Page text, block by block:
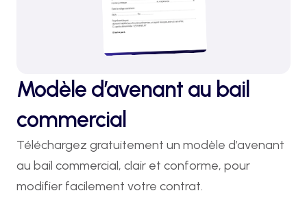
Modèle d’avenant au bail
commercial
Téléchargez gratuitement un modèle d’avenant
au bail commercial, clair et conforme, pour
modifier facilement votre contrat.